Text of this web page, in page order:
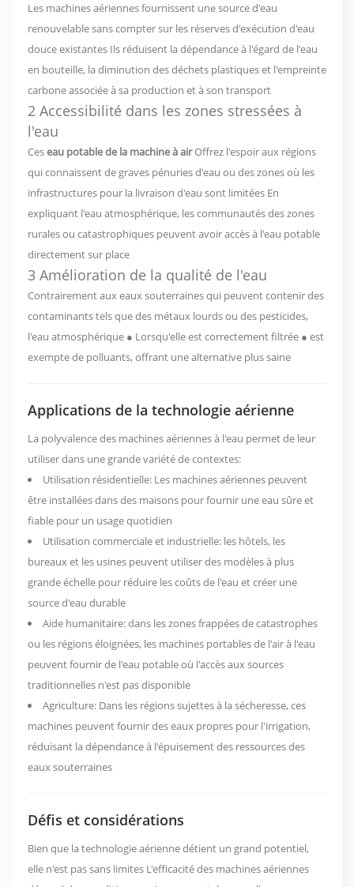
Les machines aériennes fournissent une source d'eau
renouvelable sans compter sur les réserves d'exécution d'eau
douce existantes Ils réduisent la dépendance à l'égard de l'eau
en bouteille, la diminution des déchets plastiques et l'empreinte
carbone associée à sa production et à son transport
2 Accessibilité dans les zones stressées à
l'eau
Ceseau potable de la machine à airOffrez l'espoir aux régions
qui connaissent de graves pénuries d'eau ou des zones où les
infrastructures pour la livraison d'eau sont limitées En
expliquant l'eau atmosphérique, les communautés des zones
rurales ou catastrophiques peuvent avoir accès à l'eau potable
directement sur place
3 Amélioration de la qualité de l'eau
Contrairement aux eaux souterraines qui peuvent contenir des
contaminants tels que des métaux lourds ou des pesticides,
l'eau atmosphérique ● Lorsqu'elle est correctement filtrée ● est
exempte de polluants, offrant une alternative plus saine
Applications de la technologie aérienne
La polyvalence des machines aériennes à l'eau permet de leur
utiliser dans une grande variété de contextes:
Utilisation résidentielle: Les machines aériennes peuvent
être installées dans des maisons pour fournir une eau sûre et
fiable pour un usage quotidien
Utilisation commerciale et industrielle: les hôtels, les
bureaux et les usines peuvent utiliser des modèles à plus
grande échelle pour réduire les coûts de l'eau et créer une
source d'eau durable
Aide humanitaire: dans les zones frappées de catastrophes
ou les régions éloignées, les machines portables de l'air à l'eau
peuvent fournir de l'eau potable où l'accès aux sources
traditionnelles n'est pas disponible
Agriculture: Dans les régions sujettes à la sécheresse, ces
machines peuvent fournir des eaux propres pour l'irrigation,
réduisant la dépendance à l'épuisement des ressources des
eaux souterraines
Défis et considérations
Bien que la technologie aérienne détient un grand potentiel,
elle n'est pas sans limites L'efficacité des machines aériennes